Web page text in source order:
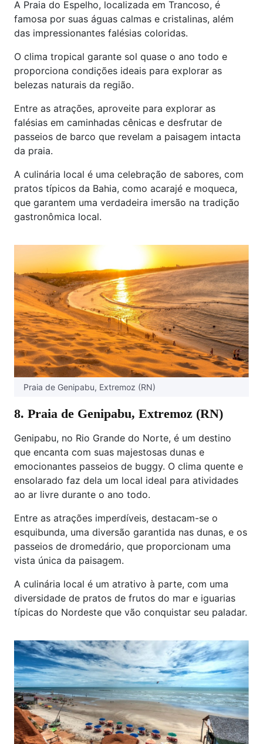
A Praia do Espelho, localizada em Trancoso, é
famosa por suas águas calmas e cristalinas, além
das impressionantes falésias coloridas.
O clima tropical garante sol quase o ano todo e
proporciona condições ideais para explorar as
belezas naturais da região.
Entre as atrações, aproveite para explorar as
falésias em caminhadas cênicas e desfrutar de
passeios de barco que revelam a paisagem intacta
da praia.
A culinária local é uma celebração de sabores, com
pratos típicos da Bahia, como acarajé e moqueca,
que garantem uma verdadeira imersão na tradição
gastronômica local.
Praia de Genipabu, Extremoz (RN)
8. Praia de Genipabu, Extremoz (RN)
Genipabu, no Rio Grande do Norte, é um destino
que encanta com suas majestosas dunas e
emocionantes passeios de buggy. O clima quente e
ensolarado faz dela um local ideal para atividades
ao ar livre durante o ano todo.
Entre as atrações imperdíveis, destacam-se o
esquibunda, uma diversão garantida nas dunas, e os
passeios de dromedário, que proporcionam uma
vista única da paisagem.
A culinária local é um atrativo à parte, com uma
diversidade de pratos de frutos do mar e iguarias
típicas do Nordeste que vão conquistar seu paladar.